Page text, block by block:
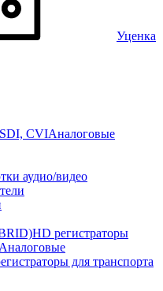
Уценка
CVIАналоговые
аудио/видео
HD регистраторы
Аналоговые
для транспорта